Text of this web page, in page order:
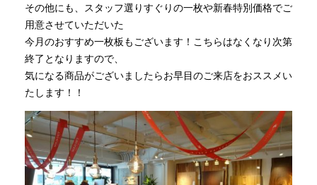
その他にも、スタッフ選りすぐりの一枚や新春特別価格でご
用意させていただいた
今月のおすすめ一枚板もございます！こちらはなくなり次第
終了となりますので、
気になる商品がございましたらお早目のご来店をおススメい
たします！！